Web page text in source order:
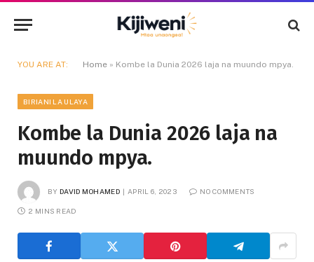
YOU ARE AT: Home » Kombe la Dunia 2026 laja na muundo mpya.
BIRIANI LA ULAYA
Kombe la Dunia 2026 laja na
muundo mpya.
BY DAVID MOHAMED APRIL 6, 2023 NO COMMENTS
2 MINS READ